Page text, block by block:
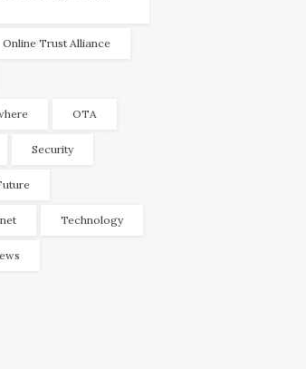
Online Trust Alliance
OTA
Security
Technology